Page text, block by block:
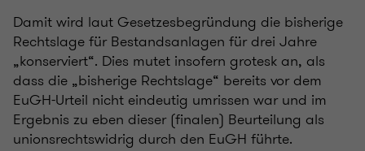
Damit wird laut Gesetzesbegründung die bisherige
Rechtslage für Bestandsanlagen für drei Jahre
„konserviert“. Dies mutet insofern grotesk an, als
dass die „bisherige Rechtslage“ bereits vor dem
EuGH-Urteil nicht eindeutig umrissen war und im
Ergebnis zu eben dieser (finalen) Beurteilung als
unionsrechtswidrig durch den EuGH führte.